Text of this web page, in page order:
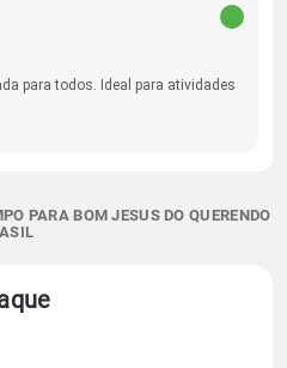
para todos. Ideal para atividades
PARA BOM JESUS DO QUERENDO